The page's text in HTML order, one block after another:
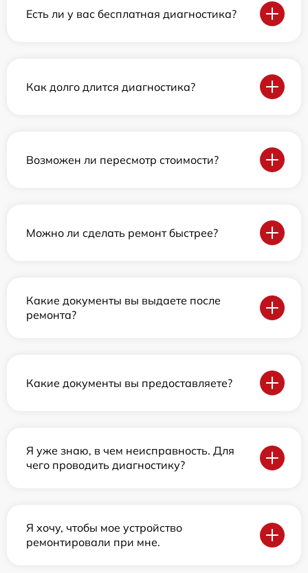
Есть ли у вас бесплатная диагностика?
Как долго длится диагностика?
Возможен ли пересмотр стоимости?
Можно ли сделать ремонт быстрее?
Какие документы вы выдаете после
ремонта?
Какие документы вы предоставляете?
Я уже знаю, в чем неисправность. Для
чего проводить диагностику?
Я хочу, чтобы мое устройство
ремонтировали при мне.